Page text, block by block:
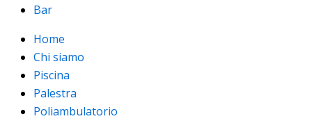
Bar
Home
Chi siamo
Piscina
Palestra
Poliambulatorio